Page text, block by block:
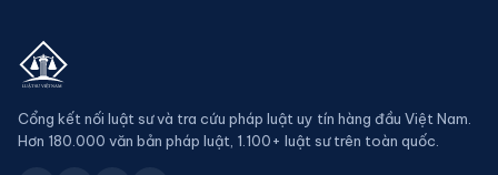
Cổng kết nối luật sư và tra cứu pháp luật uy tín hàng đầu Việt Nam.
Hơn 180.000 văn bản pháp luật, 1.100+ luật sư trên toàn quốc.